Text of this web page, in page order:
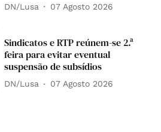
DN/Lusa 07 Agosto 2026
Sindicatos e RTP reúnem-se 2.ª
feira para evitar eventual
suspensão de subsídios
DN/Lusa 07 Agosto 2026